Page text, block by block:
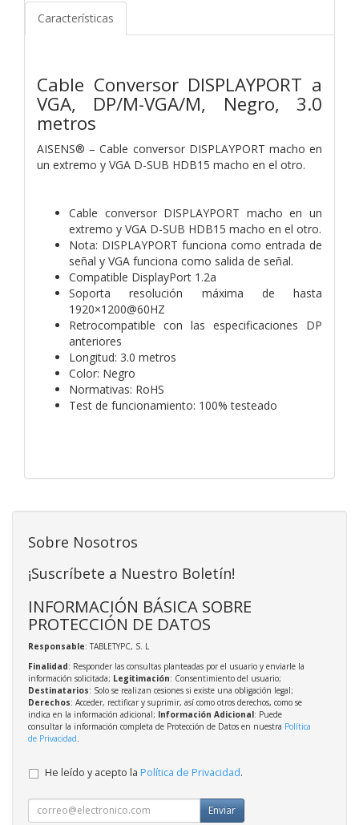
Características
Cable Conversor DISPLAYPORT a
VGA, DP/M-VGA/M, Negro, 3.0
metros
AISENS® – Cable conversor DISPLAYPORT macho en
un extremo y VGA D-SUB HDB15 macho en el otro.
Cable conversor DISPLAYPORT macho en un
extremo y VGA D-SUB HDB15 macho en el otro.
Nota: DISPLAYPORT funciona como entrada de
señal y VGA funciona como salida de señal.
Compatible DisplayPort 1.2a
Soporta resolución máxima de hasta
1920×1200@60HZ
Retrocompatible con las especificaciones DP
anteriores
Longitud: 3.0 metros
Color: Negro
Normativas: RoHS
Test de funcionamiento: 100% testeado
Sobre Nosotros
¡Suscríbete a Nuestro Boletín!
INFORMACIÓN BÁSICA SOBRE
PROTECCIÓN DE DATOS
Responsable: TABLETYPC, S. L
Finalidad: Responder las consultas planteadas por el usuario y enviarle la
información solicitada; Legitimación: Consentimiento del usuario;
Destinatarios: Solo se realizan cesiones si existe una obligación legal;
Derechos: Acceder, rectificar y suprimir, así como otros derechos, como se
indica en la información adicional; Información Adicional: Puede
consultar la información completa de Protección de Datos en nuestra Política
de Privacidad
He leído y acepto la Política de Privacidad.
Enviar